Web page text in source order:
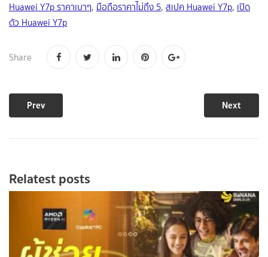
Huawei Y7p ราคาเบาๆ, มือถือราคาไม่ถึง 5, สเปค Huawei Y7p, เปิด
ตัว Huawei Y7p
Share
Prev Next
Relatest posts